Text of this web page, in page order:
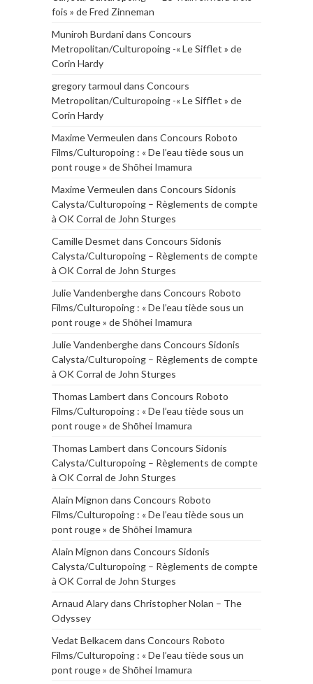
fois » de Fred Zinneman
Muniroh Burdanidans Concours
Metropolitan/Culturopoing -« Le Sifflet » de
Corin Hardy
gregory tarmoul dans Concours
Metropolitan/Culturopoing -« Le Sifflet » de
Corin Hardy
Maxime Vermeulen dans Concours Roboto
Films/Culturopoing : « De l’eau tiède sous un
pont rouge » de Shōhei Imamura
Maxime Vermeulen dans Concours Sidonis
Calysta/Culturopoing – Règlements de compte
à OK Corral de John Sturges
Camille Desmet dans Concours Sidonis
Calysta/Culturopoing – Règlements de compte
à OK Corral de John Sturges
Julie Vandenberghedans Concours Roboto
Films/Culturopoing : « De l’eau tiède sous un
pont rouge » de Shōhei Imamura
Julie Vandenberghedans Concours Sidonis
Calysta/Culturopoing – Règlements de compte
à OK Corral de John Sturges
Thomas Lambert dans Concours Roboto
Films/Culturopoing : « De l’eau tiède sous un
pont rouge » de Shōhei Imamura
Thomas Lambert dans Concours Sidonis
Calysta/Culturopoing – Règlements de compte
à OK Corral de John Sturges
Alain Mignon dans Concours Roboto
Films/Culturopoing : « De l’eau tiède sous un
pont rouge » de Shōhei Imamura
Alain Mignon dans Concours Sidonis
Calysta/Culturopoing – Règlements de compte
à OK Corral de John Sturges
Arnaud Alarydans Christopher Nolan – The
Odyssey
Vedat Belkacem dans Concours Roboto
Films/Culturopoing : « De l’eau tiède sous un
pont rouge » de Shōhei Imamura